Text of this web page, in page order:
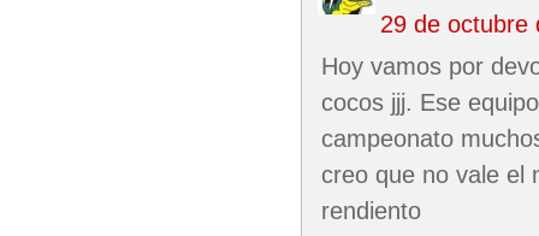
29 de octubre
Hoy vamos por
cocos jjj. Ese
campeonato
creo que no vale el
rendiento